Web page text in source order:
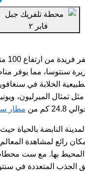
سنتوسا، مما يوفر
الخلابة في
تمثال الميرليون،
من
مطار
النابضة بالحياة
رائع لمشاهدة
بها. مع ست محطات
الجذب المتعددة في